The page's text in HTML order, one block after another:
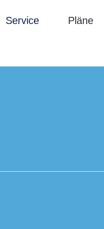
Service Pläne